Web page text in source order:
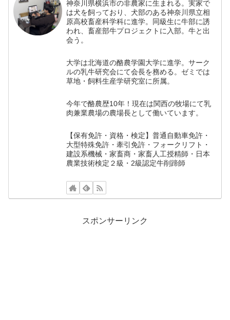
神奈川県横浜市の非農家に生まれる。実家で
は犬を飼っており、犬部のある神奈川県立相
原高校畜産科学科に進学。同級生に牛部に誘
われ、畜産部牛プロジェクトに入部。牛と出
会う。
大学は北海道の酪農学園大学に進学。サーク
ルの乳牛研究会にて会長を務める。ゼミでは
草地・飼料生産学研究室に所属。
今年で酪農歴10年！現在は関西の牧場にて乳
肉兼業農場の農場長として働いています。
【保有免許・資格・検定】普通自動車免許・
大型特殊免許・牽引免許・フォークリフト・
建設系機械・家畜商・家畜人工授精師・日本
農業技術検定２級・2級認定牛削蹄師
スポンサーリンク